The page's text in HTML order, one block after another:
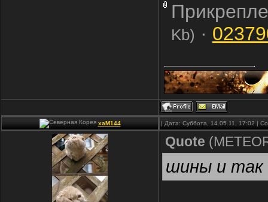
Kb) ·
xaM144 | Дата: Суббота, 14.05.11, 17:02 |
Quote (
шины и так